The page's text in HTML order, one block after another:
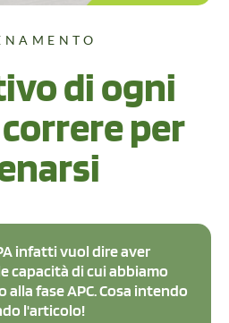
di ogni
per
infatti vuol dire aver
capacità di cui abbiamo
fase APC. Cosa intendo
l'articolo!